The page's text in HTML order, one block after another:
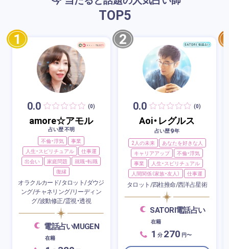
TOP5
1
0.0 (0)
amore☆アモル
占い歴 不明
不倫・浮気
事業
人生・スピリチュアル
仕事運
出会い
家庭問題
就職・転職
復縁
オラクルカード/タロット/ダウジ
ング/チャネリング/リーディン
グ/波動修正/霊視・透視
電話占いMUGEN
在籍
2
0.0 (0)
Aoi・レグルス
占い歴9年
2人の未来
あなたを好きな人
キャリアアップ
不倫・浮気
事業
人生・スピリチュアル
人間関係（家族・友人）
仕事運
タロット/四柱推命/西洋占星術
SATORI電話占い
在籍
1 分 270 円〜